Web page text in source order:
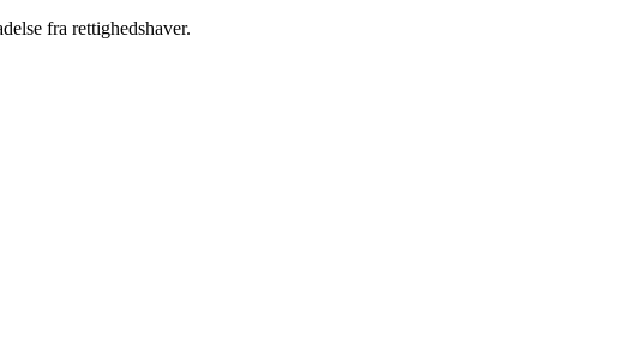
fra rettighedshaver.